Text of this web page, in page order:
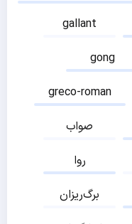
gallant
gong
greco-roman
صواب
روا
برگ‌ریزان